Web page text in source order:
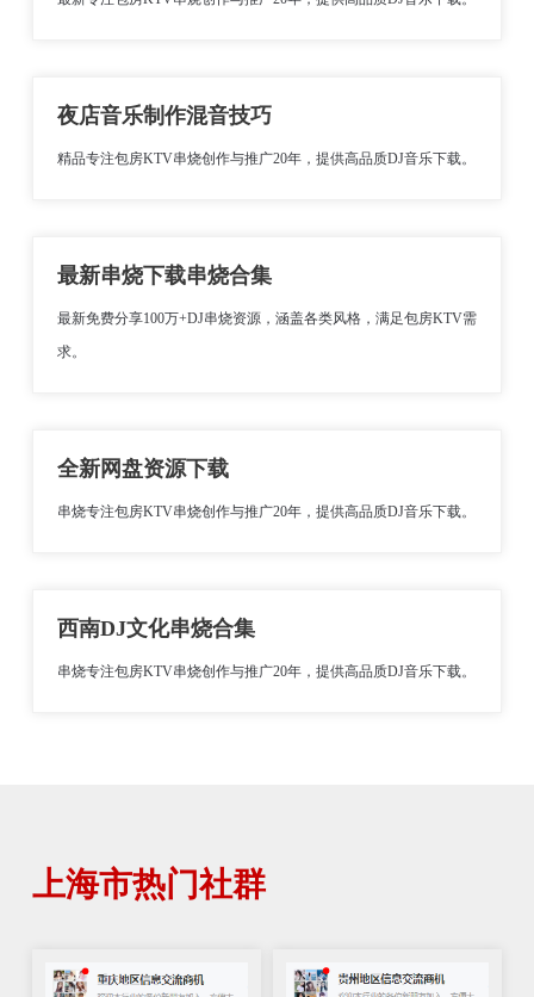
夜店音乐制作混音技巧
精品专注包房KTV串烧创作与推广20年，提供高品质DJ音乐下载。
最新串烧下载串烧合集
最新免费分享100万+DJ串烧资源，涵盖各类风格，满足包房KTV需
求。
全新网盘资源下载
串烧专注包房KTV串烧创作与推广20年，提供高品质DJ音乐下载。
西南DJ文化串烧合集
串烧专注包房KTV串烧创作与推广20年，提供高品质DJ音乐下载。
上海市热门社群